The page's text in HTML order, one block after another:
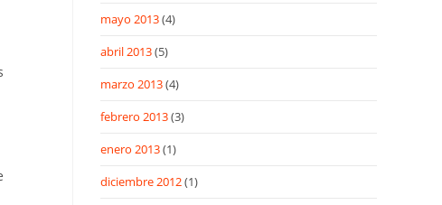
mayo 2013(4)
abril 2013(5)
marzo 2013(4)
febrero 2013(3)
enero 2013(1)
diciembre 2012(1)